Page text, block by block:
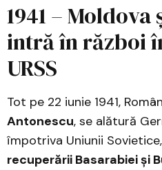
1941 – Moldova
intră în război
URSS
Tot pe 22 iunie 1941,
Antonescu, se alătură
împotriva Uniunii
recuperării Basarabiei și